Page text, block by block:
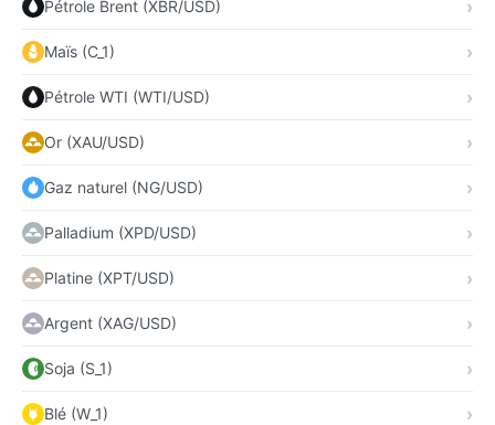
Pétrole Brent (XBR/USD)
Maïs (C_1)
Pétrole WTI (WTI/USD)
Or (XAU/USD)
Gaz naturel (NG/USD)
Palladium (XPD/USD)
Platine (XPT/USD)
Argent (XAG/USD)
Soja (S_1)
Blé (W_1)